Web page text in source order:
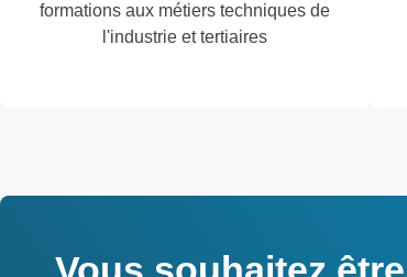
formations aux métiers techniques de
l'industrie et tertiaires